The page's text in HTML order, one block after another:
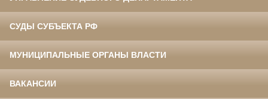
СУДЫ СУБЪЕКТА РФ
МУНИЦИПАЛЬНЫЕ ОРГАНЫ ВЛАСТИ
ВАКАНСИИ